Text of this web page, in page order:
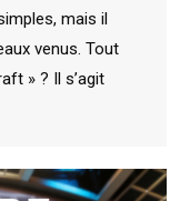
mais il
venus. Tout
» ? Il s’agit